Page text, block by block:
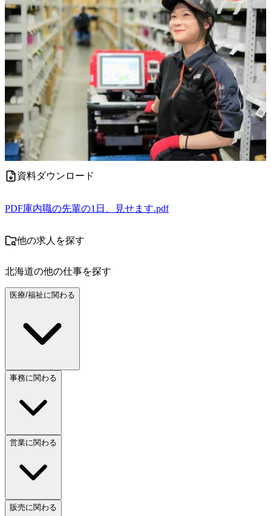
資料ダウンロード
PDF庫内職の先輩の1日、見せます.pdf
他の求人を探す
北海道の他の仕事を探す
医療/福祉に関わる
事務に関わる
営業に関わる
販売に関わる